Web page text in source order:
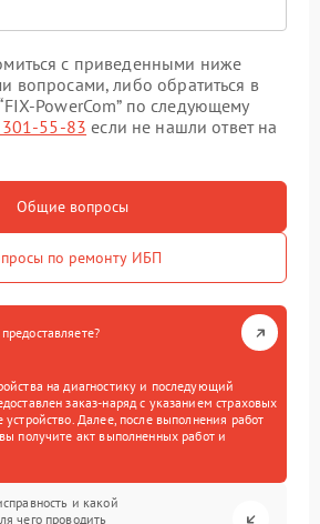
с приведенными ниже
вопросами, либо обратиться в
PowerCom” по следующему
301-55-83 если не нашли ответ на
Общие вопросы
по ремонту ИБП
на диагностику и последующий
заказ-наряд с указанием страховых
устройство. Далее, после выполнения работ
получите акт выполненных работ и
и какой
чего проводить